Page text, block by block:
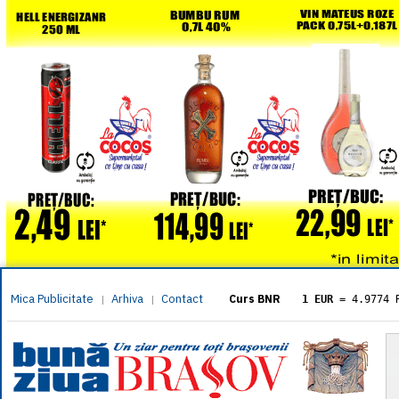
Mica Publicitate | Arhiva | Contact Curs BNR 1 EUR = 4.9774
= 5.8304
1 XAU= 464.4611
1 AED= 1.1933
1 AUD= 2.7957
1 BGN= 2.5449